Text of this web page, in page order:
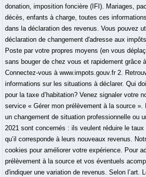
donation, imposition foncière (IFI). Mariages,
décès, enfants à charge, toutes ces
dans la déclaration des revenus. Vous pouvez
déclaration de changement d'adresse aux
Poste par votre propres moyens (en vous
sans bouger de chez vous et rapidement grâce
Connectez-vous à www.impots.gouv.fr 2.
informations sur les situations à déclarer. Qui
pour la taxe d’habitation? Venez signaler votre
service « Gérer mon prélèvement à la source ».
un changement de situation professionnelle ou
2021 sont concernés : ils veulent réduire le taux
qu’il corresponde à leurs nouveaux revenus.
cookies pour améliorer votre expérience. Pour
prélèvement à la source et vos éventuels
d'indiquer une variation de revenus. Selon l’art.